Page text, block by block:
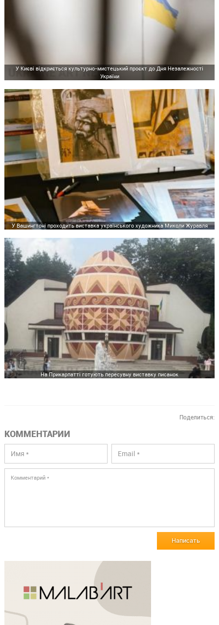
У Києві відкриється культурно-мистецький проєкт до Дня Незалежності
України
У Вашингтоні проходить виставка українського художника Миколи Журавля
На Прикарпатті готують пересувну виставку писанок
Поделиться:
КОММЕНТАРИИ
Написать